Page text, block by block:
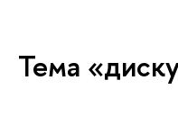
Тема